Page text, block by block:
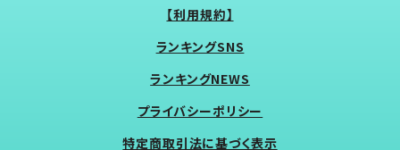
【利用規約】
ランキングSNS
ランキングNEWS
プライバシーポリシー
特定商取引法に基づく表示